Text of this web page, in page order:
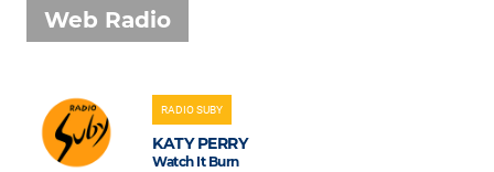
Web Radio
RADIO SUBY
KATY PERRY
Watch It Burn